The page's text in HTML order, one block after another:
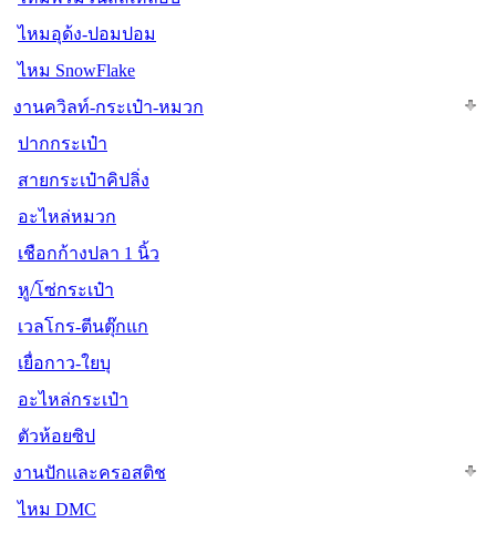
ไหมอุด้ง-ปอมปอม
ไหม SnowFlake
งานควิลท์-กระเป๋า-หมวก
ปากกระเป๋า
สายกระเป๋าคิปลิ่ง
อะไหล่หมวก
เชือกก้างปลา 1 นิ้ว
หู/โซ่กระเป๋า
เวลโกร-ตีนตุ๊กแก
เยื่อกาว-ใยบุ
อะไหล่กระเป๋า
ตัวห้อยซิป
งานปักและครอสติช
ไหม DMC